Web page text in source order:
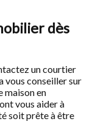
dès
un courtier
vous conseiller sur
maison en
vous aider à
soit prête à être